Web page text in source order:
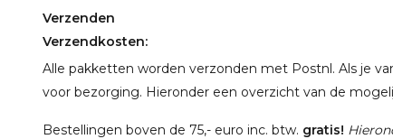
Verzenden
Verzendkosten:
Alle pakketten worden verzonden met Postnl. Als je
voor bezorging. Hieronder een overzicht van de
Bestellingen boven de 75,- euro inc. btw. gratis!